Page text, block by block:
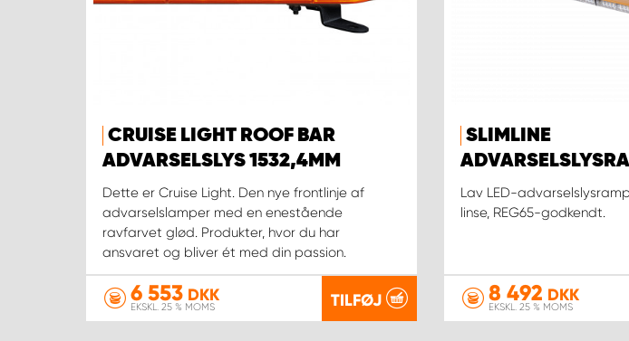
CRUISE LIGHT ROOF BAR
ADVARSELSLYS 1532,4MM
Dette er Cruise Light. Den nye frontlinje af
advarselslamper med en enestående
ravfarvet glød. Produkter, hvor du har
ansvaret og bliver ét med din passion.
6 553 DKK
EKSKL. 25 % MOMS TILFØJ
SLIMLINE
Lav LED-
linse, REG65-godkendt.
8 492 DKK
EKSKL. 25 % MOMS